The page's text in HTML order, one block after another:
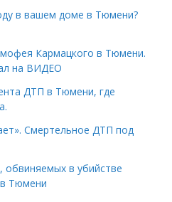
в вашем доме в Тюмени?
Кармацкого в Тюмени.
на ВИДЕО
ДТП в Тюмени, где
Смертельное ДТП под
обвиняемых в убийстве
Тюмени